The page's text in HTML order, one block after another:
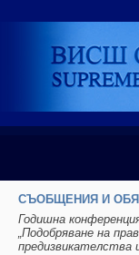
СЪОБЩЕНИЯ И
Годишна
„Подобряване на
предизвикателства